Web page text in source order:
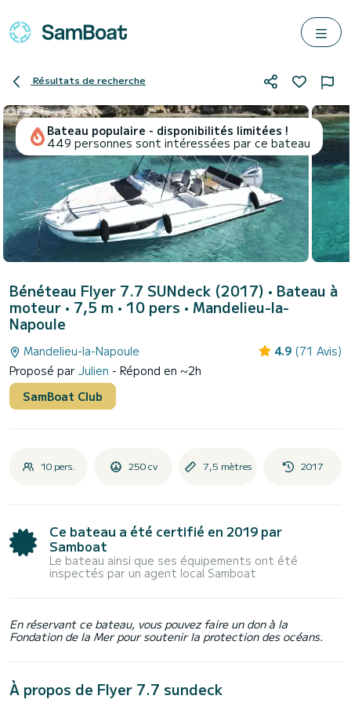
Résultats de recherche
Bateau populaire - disponibilités limitées !
449 personnes sont intéressées par ce bateau
Bénéteau Flyer 7.7 SUNdeck (2017) • Bateau à
moteur • 7,5 m • 10 pers • Mandelieu-la-
Napoule
Mandelieu-la-Napoule 4.9 (71 Avis)
Proposé par Julien - Répond en ~2h
SamBoat Club
10 pers. 250 cv 7,5 mètres 2017
Ce bateau a été certifié en 2019 par
Samboat
Le bateau ainsi que ses équipements ont été
inspectés par un agent local Samboat
En réservant ce bateau, vous pouvez faire un don à la
Fondation de la Mer pour soutenir la protection des océans.
À propos de Flyer 7.7 sundeck